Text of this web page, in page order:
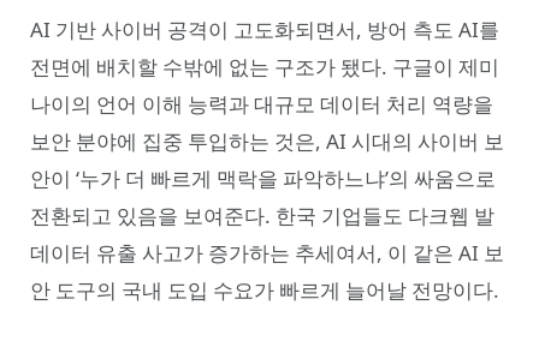
AI 기반 사이버 공격이 고도화되면서, 방어 측도 AI를
전면에 배치할 수밖에 없는 구조가 됐다. 구글이 제미
나이의 언어 이해 능력과 대규모 데이터 처리 역량을
보안 분야에 집중 투입하는 것은, AI 시대의 사이버 보
안이 ‘누가 더 빠르게 맥락을 파악하느냐’의 싸움으로
전환되고 있음을 보여준다. 한국 기업들도 다크웹 발
데이터 유출 사고가 증가하는 추세여서, 이 같은 AI 보
안 도구의 국내 도입 수요가 빠르게 늘어날 전망이다.